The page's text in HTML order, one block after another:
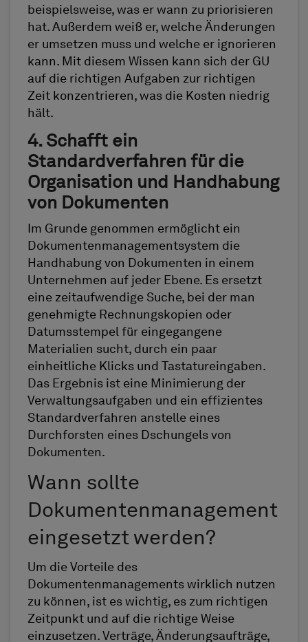
beispielsweise, was er wann zu priorisieren
hat. Außerdem weiß er, welche Änderungen
er umsetzen muss und welche er ignorieren
kann. Mit diesem Wissen kann sich der GU
auf die richtigen Aufgaben zur richtigen
Zeit konzentrieren, was die Kosten niedrig
hält.
4. Schafft ein
Standardverfahren für die
Organisation und Handhabung
von Dokumenten
Im Grunde genommen ermöglicht ein
Dokumentenmanagementsystem die
Handhabung von Dokumenten in einem
Unternehmen auf jeder Ebene. Es ersetzt
eine zeitaufwendige Suche, bei der man
genehmigte Rechnungskopien oder
Datumsstempel für eingegangene
Materialien sucht, durch ein paar
einheitliche Klicks und Tastatureingaben.
Das Ergebnis ist eine Minimierung der
Verwaltungsaufgaben und ein effizientes
Standardverfahren anstelle eines
Durchforsten eines Dschungels von
Dokumenten.
Wann sollte
Dokumentenmanagement
eingesetzt werden?
Um die Vorteile des
Dokumentenmanagements wirklich nutzen
zu können, ist es wichtig, es zum richtigen
Zeitpunkt und auf die richtige Weise
einzusetzen. Verträge, Änderungsaufträge,